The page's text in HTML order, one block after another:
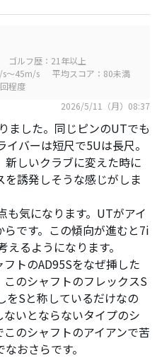
ゴルフ歴：21年以上
s～45m/s
平均スコア：80未満
程度
2026/5/11（月）08:37
ました。同じピンのUTでも
バーは短尺で5Uは長尺。
しいクラブに変えた時に
誘発しそうな感じがしま
気になります。UTがアイ
です。この傾向が進むと7i
るようになります。
トのAD95Sをなぜ挿した
のシャフトのフレックスS
をSと称しているだけなの
いとならないタイプのシ
のシャフトのアイアンで苦
おさらです。